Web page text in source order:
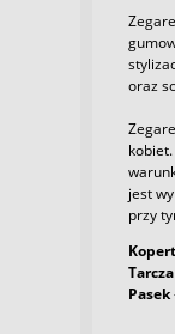
oraz
jest
przy
Tarcza
Pasek